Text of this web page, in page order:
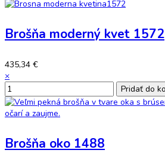
Brošňa moderný kvet 1572
435,34 €
×
Brošňa oko 1488